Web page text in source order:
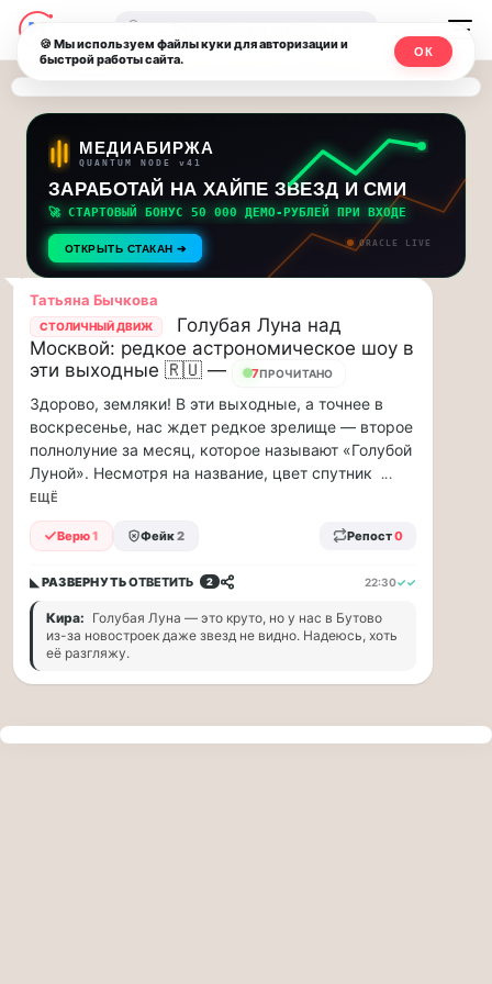
Последние
новости
и
обновления
потока:
Друзья,
приглашаем
на
музыкальную
прогулку
по
Москве
Чайковского!…
Друзья,
приглашаем
на
музыкальную
прогулку
по
Москве
16.08
|
16:00
Петр
один
Москвичи.net
—
Главный
столичный
чат-
мессенджер,
новости
и
инсайды
Москвы
🔍
МЕДИАБИРЖА
QUANTUM NODE v41
ЗАРАБОТАЙ НА ХАЙПЕ ЗВЕЗД И СМИ
🚀 СТАРТОВЫЙ БОНУС 50 000 ДЕМО-РУБЛЕЙ ПРИ ВХОДЕ
ОТКРЫТЬ СТАКАН ➔ ORACLE LIVE
Татьяна Бычкова
СТОЛИЧНЫЙ ДВИЖ
Голубая Луна над
Москвой: редкое астрономическое шоу в
эти выходные 🇷🇺 —
7ПРОЧИТАНО
Здорово, земляки! В эти выходные, а точнее в
воскресенье, нас ждет редкое зрелище — второе
полнолуние за месяц, которое называют «Голубой
Луной». Несмотря на название, цвет спутник
...
ЕЩЁ
Верю1 Фейк2 Репост0
◣ РАЗВЕРНУТЬОТВЕТИТЬ 2 22:30✓✓
Кира: Голубая Луна — это круто, но у нас в Бутово
из-за новостроек даже звезд не видно. Надеюсь, хоть
её разгляжу.
🍪 Мы используем файлы куки для авторизации и
быстрой работы сайта.
ОК